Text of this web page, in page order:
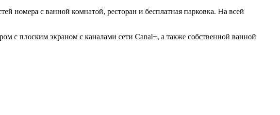
номера с ванной комнатой, ресторан и бесплатная парковка. На всей
с плоским экраном с каналами сети Canal+, а также собственной ванной